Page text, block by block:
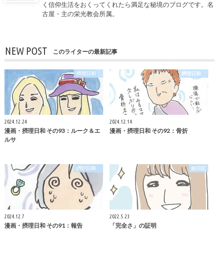
く信仰生活をおくってくれたら満足な秘境のブログです。名
古屋・主の栄光教会所属。
NEW POST このライターの最新記事
摂理日和
2024.12.24
漫画・摂理日和 その93：ルーク＆エ
ルサ
摂理日和
2024.12.14
漫画・摂理日和 その92：骨折
摂理日和
2024.12.7
漫画・摂理日和 その91：報告
絵日記
2022.5.23
「完全さ」の証明